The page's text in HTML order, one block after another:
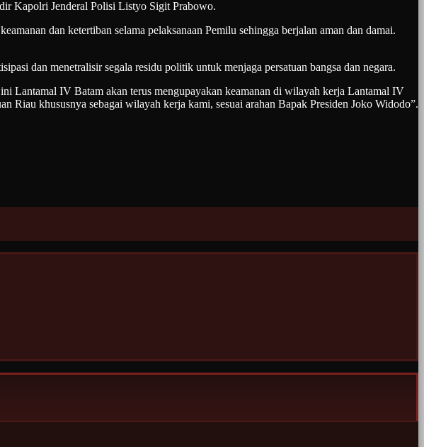
Kapolri Jenderal Polisi Listyo Sigit Prabowo.
dan ketertiban selama pelaksanaan Pemilu sehingga berjalan aman dan damai.
dan menetralisir segala residu politik untuk menjaga persatuan bangsa dan negara.
Lantamal IV Batam akan terus mengupayakan keamanan di wilayah kerja Lantamal IV
Riau khususnya sebagai wilayah kerja kami, sesuai arahan Bapak Presiden Joko Widodo”.